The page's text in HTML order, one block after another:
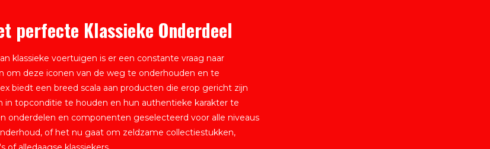
perfecte Klassieke Onderdeel
klassieke voertuigen is er een constante vraag naar
om deze iconen van de weg te onderhouden en te
biedt een breed scala aan producten die erop gericht zijn
in topconditie te houden en hun authentieke karakter te
onderdelen en componenten geselecteerd voor alle niveaus
of het nu gaat om zeldzame collectiestukken,